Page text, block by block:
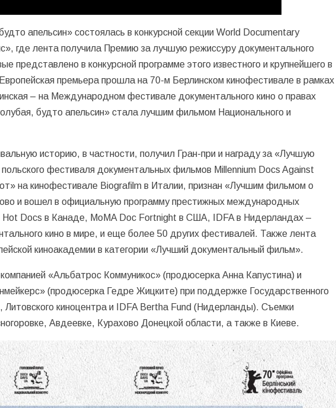
апельсин» состоялась в конкурсной секции World Documentary
где лента получила Премию за лучшую режиссуру документального
представлено в конкурсной программе этого известного и крупнейшего в
премьера прошла на 70-м Берлинском кинофестивале в рамках
– на Международном фестивале документального кино о правах
будто апельсин» стала лучшим фильмом Национального и
историю, в частности, получил Гран-при и награду за «Лучшую
фестиваля документальных фильмов Millennium Docs Against
на кинофестивале Biografilm в Италии, признан «Лучшим фильмом о
и вошел в официальную программу престижных международных
Hot Docs в Канаде, MoMA Doc Fortnight в США, IDFA в Нидерландах –
кино в мире, и еще более 50 других фестивалей. Также лента
киноакадемии в категории «Лучший документальный фильм».
«Альбатрос Коммуникос» (продюсерка Анна Капустина) и
(продюсерка Гедре Жицките) при поддержке Государственного
Литовского киноцентра и IDFA Bertha Fund (Нидерланды). Съемки
Авдеевке, Курахово Донецкой области, а также в Киеве.